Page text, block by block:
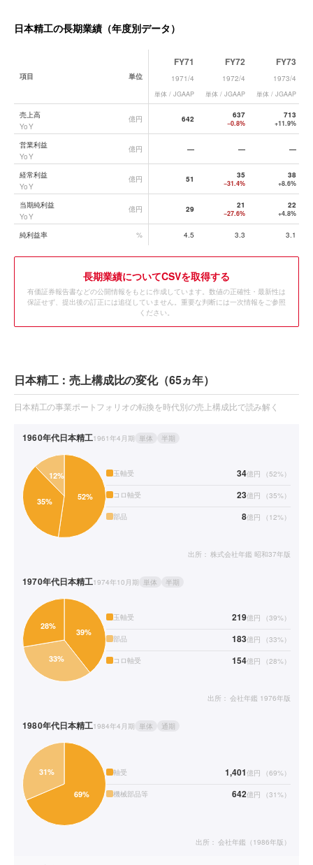
日本精工の長期業績（年度別データ）
日本精工
項目 単位
FY71
1971/4
単体 / JGAAP
FY72
1972/4
単体 / JGAAP
FY73
1973/4
単体 / JGAAP
売上高
YoY
億円 642 637
−0.8%
713
+11.9%
営業利益
YoY
億円 — — —
経常利益
YoY
億円 51 35
−31.4%
38
+8.6%
当期純利益
YoY
億円 29 21
−27.6%
22
+4.8%
純利益率 % 4.5 3.3 3.1
長期業績についてCSVを取得する
有価証券報告書などの公開情報をもとに作成しています。数値の正確性・最新性は
保証せず、提出後の訂正には追従していません。重要な判断には一次情報をご参照
ください。
日本精工：売上構成比の変化（65ヵ年）
日本精工の事業ポートフォリオの転換を時代別の売上構成比で読み解く
1960年代日本精工1961年4月期 単体 半期
玉軸受 34億円 （52%）
コロ軸受 23億円 （35%）
部品 8億円 （ 12%）
出所： 株式会社年鑑 昭和37年版
1970年代日本精工1974年10月期 単体 半期
玉軸受 219億円 （39%）
部品 183億円 （33%）
コロ軸受 154億円 （28%）
出所： 会社年鑑 1976年版
1980年代日本精工1984年4月期 単体 通期
軸受 1,401億円 （69%）
機械部品等 642億円 （31%）
出所： 会社年鑑（1986年版）